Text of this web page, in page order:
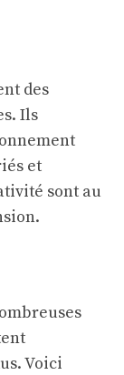
des
Ils
et
sont au
Voici